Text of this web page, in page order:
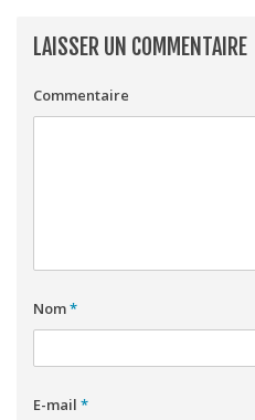
LAISSER UN COMMENTAIRE
Commentaire
Nom*
E-mail *